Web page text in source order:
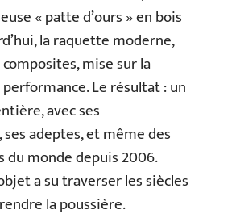
« patte d’ours » en bois
la raquette moderne,
mise sur la
Le résultat : un
avec ses
adeptes, et même des
du monde depuis 2006.
a su traverser les siècles
la poussière.